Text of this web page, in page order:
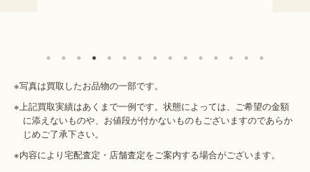
※写真は買取したお品物の一部です。
※上記買取実績はあくまで一例です。状態によっては、ご希望の金額
に添えないものや、お値段が付かないものもございますのであらか
じめご了承下さい。
※内容により宅配査定・店舗査定をご案内する場合がございます。